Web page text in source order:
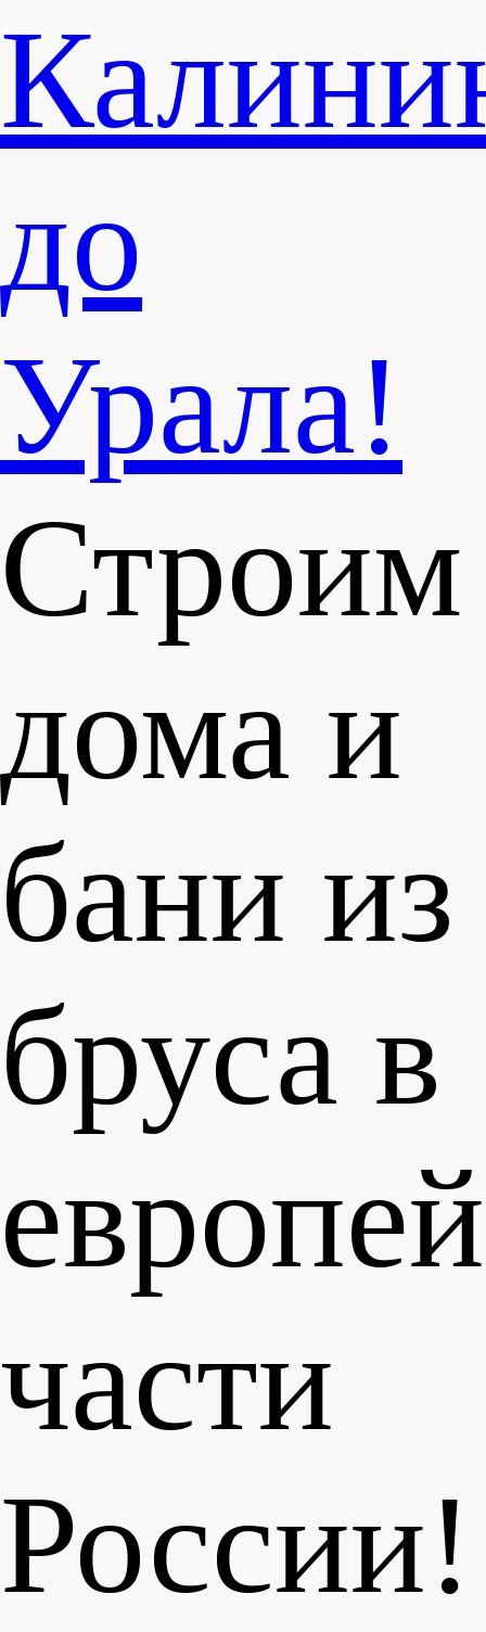
до
Урала!
Строим
дома и
бани из
бруса в
части
России!